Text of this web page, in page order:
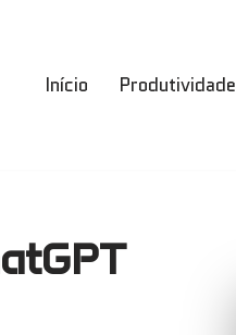
Início Produtividade